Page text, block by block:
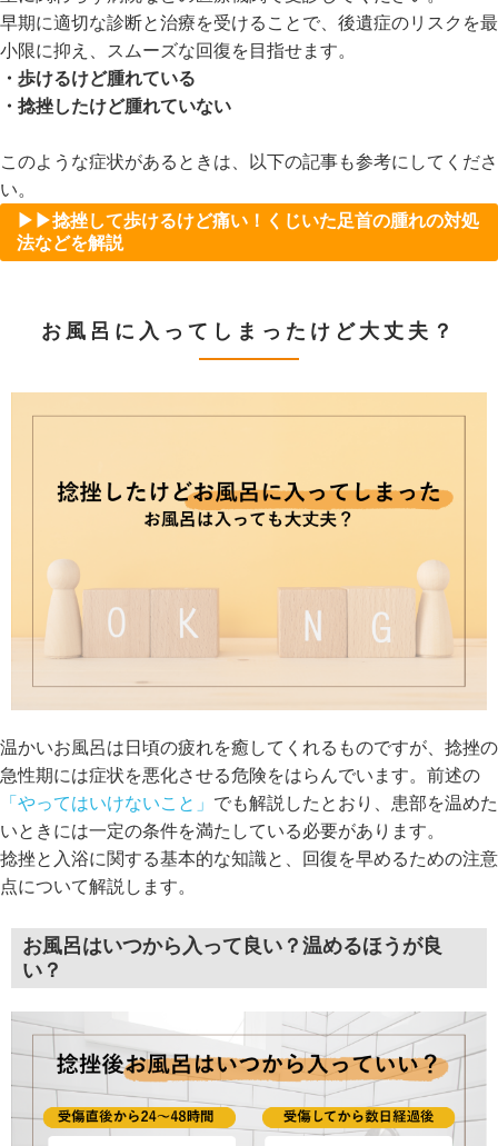
早期に適切な診断と治療を受けることで、後遺症のリスクを最
小限に抑え、スムーズな回復を目指せます。
・歩けるけど腫れている
・捻挫したけど腫れていない
このような症状があるときは、以下の記事も参考にしてくださ
い。
▶▶捻挫して歩けるけど痛い！くじいた足首の腫れの対処
法などを解説
お風呂に入ってしまったけど大丈夫？
温かいお風呂は日頃の疲れを癒してくれるものですが、捻挫の
急性期には症状を悪化させる危険をはらんでいます。前述の
「やってはいけないこと」 でも解説したとおり、患部を温めた
いときには一定の条件を満たしている必要があります。
捻挫と入浴に関する基本的な知識と、回復を早めるための注意
点について解説します。
お風呂はいつから入って良い？温めるほうが良
い？